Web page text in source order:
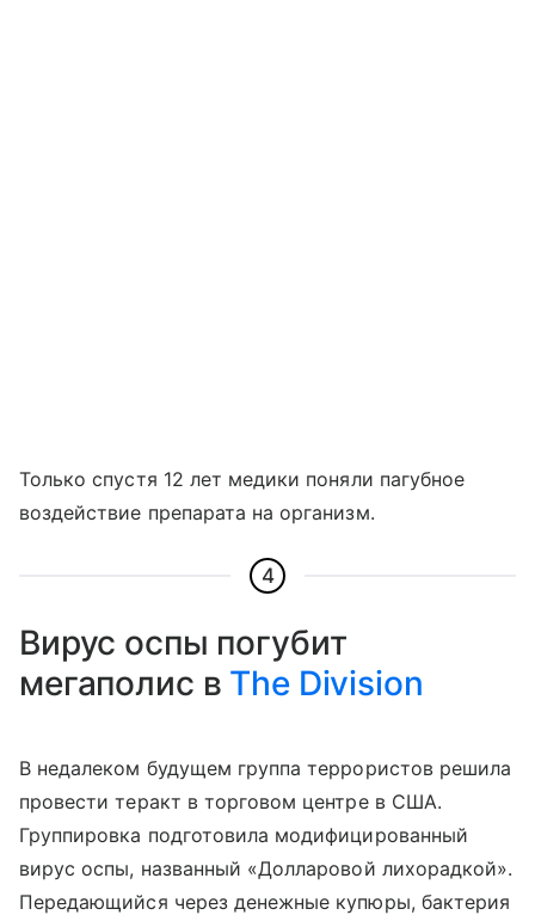
Только спустя 12 лет медики поняли пагубное
воздействие препарата на организм.
4
Вирус оспы погубит
мегаполис в The Division
В недалеком будущем группа террористов решила
провести теракт в торговом центре в США.
Группировка подготовила модифицированный
вирус оспы, названный «Долларовой лихорадкой».
Передающийся через денежные купюры, бактерия